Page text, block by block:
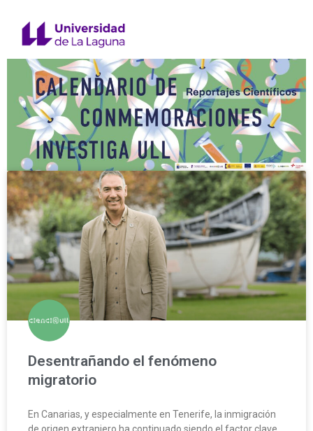
Desentrañando el fenómeno
migratorio
En Canarias, y especialmente en Tenerife, la inmigración